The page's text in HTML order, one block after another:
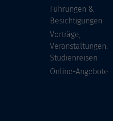
Führungen &
Besichtigungen
Vorträge,
Veranstaltungen,
Studienreisen
Online-Angebote